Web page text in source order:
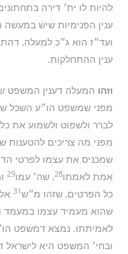
להיות לו ית׳ דירה
ענין הפנימיות שיש במעשה
ועד״ז הוא ג״כ למעלה,
ענין ההתחלקות.
וזהו המעלה דענין המשפט
מפני שמשפט הו״ע השכל
לברר ולשפוט ולשמוע את
מפני מה צריכים להטענות
שמכניס את עצמו לפרטי
אמת לאמתו28, שה׳ עמו29
כל הפרטים, שזהו מ״ש31
שהוא מעמיד עצמו במעמד
לאמיתתו. נמצא דמשפט
ובחי׳ המשפט היא לישראל